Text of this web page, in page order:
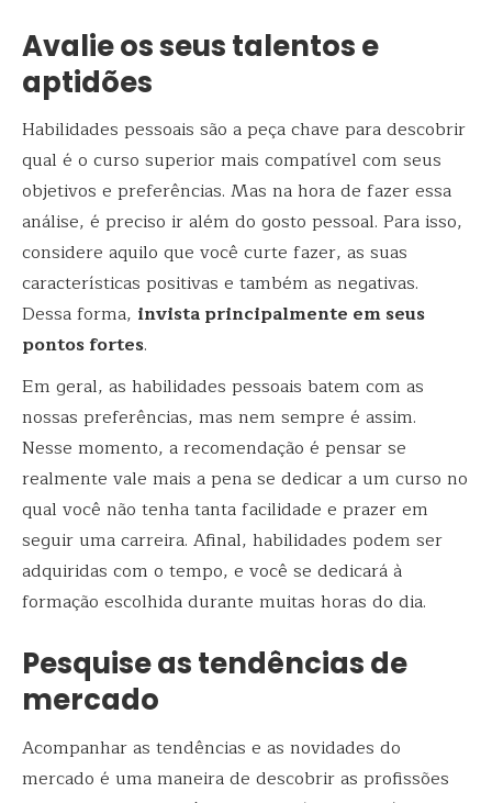
Avalie os seus talentos e
aptidões
Habilidades pessoais são a peça chave para descobrir
qual é o curso superior mais compatível com seus
objetivos e preferências. Mas na hora de fazer essa
análise, é preciso ir além do gosto pessoal. Para isso,
considere aquilo que você curte fazer, as suas
características positivas e também as negativas.
Dessa forma, invista principalmente em seus
pontos fortes.
Em geral, as habilidades pessoais batem com as
nossas preferências, mas nem sempre é assim.
Nesse momento, a recomendação é pensar se
realmente vale mais a pena se dedicar a um curso no
qual você não tenha tanta facilidade e prazer em
seguir uma carreira. Afinal, habilidades podem ser
adquiridas com o tempo, e você se dedicará à
formação escolhida durante muitas horas do dia.
Pesquise as tendências de
mercado
Acompanhar as tendências e as novidades do
mercado é uma maneira de descobrir as profissões